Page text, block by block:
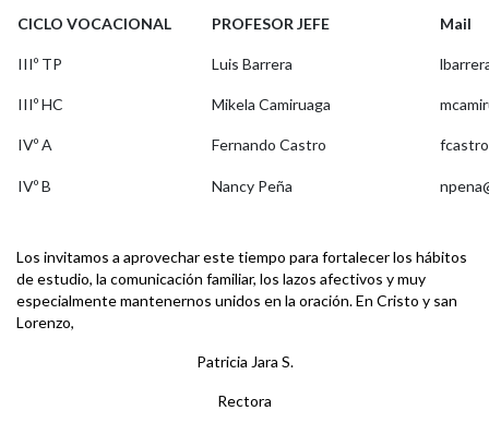
CICLO VOCACIONAL PROFESOR JEFE Mail
IIIº TP Luis Barrera
IIIº HC Mikela Camiruaga
IVº A Fernando Castro
IVº B Nancy Peña
Los invitamos a aprovechar este tiempo para fortalecer los hábitos
de estudio, la comunicación familiar, los lazos afectivos y muy
especialmente mantenernos unidos en la oración. En Cristo y san
Lorenzo,
Patricia Jara S.
Rectora